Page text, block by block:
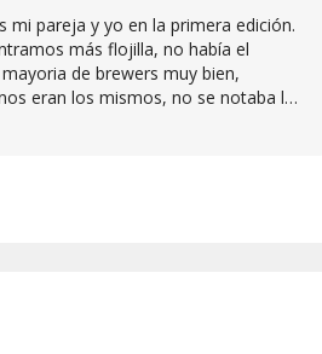
mi pareja y yo en la primera edición.
más flojilla, no había el
de brewers muy bien,
eran los mismos, no se notaba la